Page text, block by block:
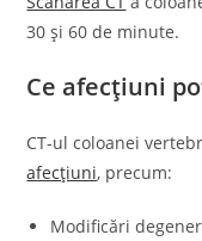
30 și 60 de minute.
Ce afecțiuni
CT-ul coloanei
afecțiuni, precum:
Modificări